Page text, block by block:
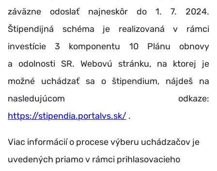
záväzne odoslať najneskôr do 1. 7. 2024.
Štipendijná schéma je realizovaná v rámci
investície 3 komponentu 10 Plánu obnovy
a odolnosti SR. Webovú stránku, na ktorej je
možné uchádzať sa o štipendium, nájdeš na
nasledujúcom odkaze:
https://stipendia.portalvs.sk/ .
Viac informácií o procese výberu uchádzačov je
uvedených priamo v rámci prihlasovacieho